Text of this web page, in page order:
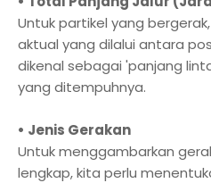
Untuk partikel yang
aktual yang dilalui antara
dikenal sebagai 'panjang
yang ditempuhnya.
• Jenis Gerakan
Untuk menggambarkan
lengkap, kita perlu